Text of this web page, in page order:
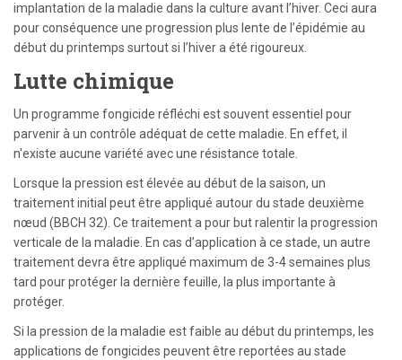
implantation de la maladie dans la culture avant l’hiver. Ceci aura
pour conséquence une progression plus lente de l’épidémie au
début du printemps surtout si l’hiver a été rigoureux.
Lutte chimique
Un programme fongicide réfléchi est souvent essentiel pour
parvenir à un contrôle adéquat de cette maladie. En effet, il
n'existe aucune variété avec une résistance totale.
Lorsque la pression est élevée au début de la saison, un
traitement initial peut être appliqué autour du stade deuxième
nœud (BBCH 32). Ce traitement a pour but ralentir la progression
verticale de la maladie. En cas d’application à ce stade, un autre
traitement devra être appliqué maximum de 3-4 semaines plus
tard pour protéger la dernière feuille, la plus importante à
protéger.
Si la pression de la maladie est faible au début du printemps, les
applications de fongicides peuvent être reportées au stade